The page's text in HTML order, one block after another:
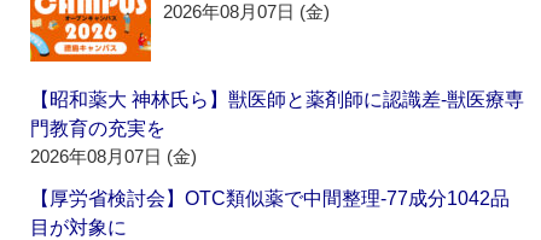
2026年08月07日 (金)
【昭和薬大 神林氏ら】獣医師と薬剤師に認識差‐獣医療専
門教育の充実を
2026年08月07日 (金)
【厚労省検討会】OTC類似薬で中間整理‐77成分1042品
目が対象に